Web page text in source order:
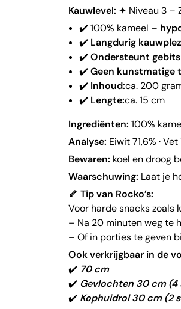
Kauwlevel: ✦ Niveau 3 –
✔️ 100% kameel –
✔️ Langdurig
✔️ Ondersteunt
✔️ Geen kunstmatige
✔️ Inhoud:ca. 200
✔️ Lengte:ca. 15 cm
Ingrediënten: 100%
Analyse: Eiwit 71,6% ·
Bewaren: koel en droog
Waarschuwing: Laat je
🦴 Tip van Rocko’s:
Voor harde snacks zoals
– Na 20 minuten weg te
– Of in porties te geven
Ook verkrijgbaar in de
✔️ 70 cm
✔️ Gevlochten 30 cm (4
✔️ Kophuidrol 30 cm (2